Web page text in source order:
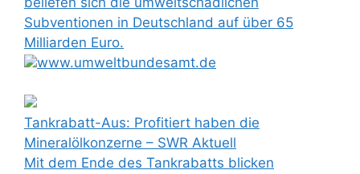
Subventionen in Deutschland auf über 65
Milliarden Euro.
www.umweltbundesamt.de
Tankrabatt-Aus: Profitiert haben die
Mineralölkonzerne – SWR Aktuell
Mit dem Ende des Tankrabatts blicken